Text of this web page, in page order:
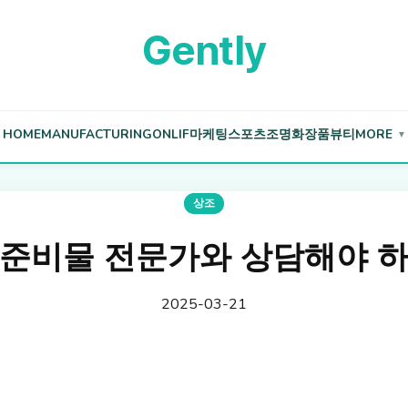
Gently
HOMEMANUFACTURINGONLIF마케팅스포츠조명화장품뷰티MORE ▼
상조
비물 전문가와 상담해야
2025-03-21